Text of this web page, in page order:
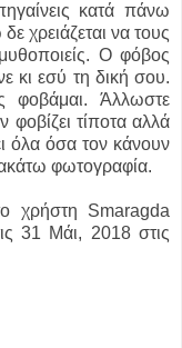
κατά πάνω
χρειάζεται να τους
Ο φόβος
κι εσύ τη δική σου.
φοβάμαι. Άλλωστε
φοβίζει τίποτα αλλά
όλα όσα τον κάνουν
φωτογραφία.
χρήστη Smaragda
31 Μάι, 2018 στις